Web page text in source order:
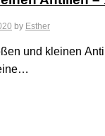
by Esther
und kleinen